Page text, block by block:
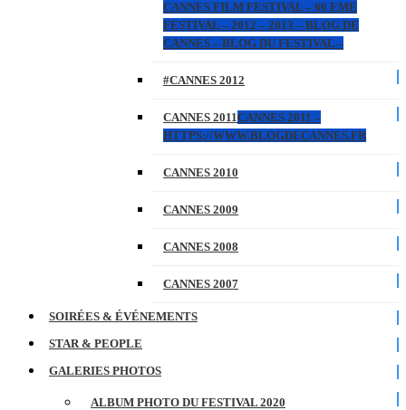
CANNES FILM FESTIVAL – 66 EME
FESTIVAL – 2012 – 2013 – BLOG DE
CANNES – BLOG DU FESTIVAL –
#CANNES 2012
CANNES 2011CANNES 2011 –
HTTPS://WWW.BLOGDECANNES.FR
CANNES 2010
CANNES 2009
CANNES 2008
CANNES 2007
SOIRÉES & ÉVÉNEMENTS
STAR & PEOPLE
GALERIES PHOTOS
ALBUM PHOTO DU FESTIVAL 2020